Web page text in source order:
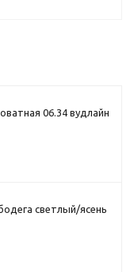
06.34 вудлайн
светлый/ясень